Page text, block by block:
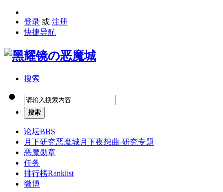
登录 或 注册
快捷导航
搜索
搜索
论坛BBS
月下研究恶魔城月下夜想曲-研究专题
恶魔勋章
任务
排行榜Ranklist
微博